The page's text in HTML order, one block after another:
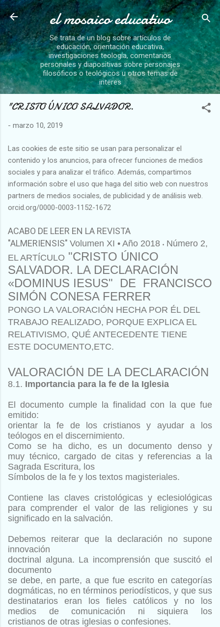
Ir al contenido principal
el mosaico educativo
Se trata de un blog sobre artículos de
educación, orientación educativa,
investigaciones teología, comentarios
personales y diapositivas sobre personajes
filosóficos o teológicos u otros temas de
interes
"CRISTO ÚNICO SALVADOR.
- marzo 10, 2019
Las cookies de este sitio se usan para personalizar el
contenido y los anuncios, para ofrecer funciones de medios
sociales y para analizar el tráfico. Además, compartimos
información sobre el uso que haga del sitio web con nuestros
partners de medios sociales, de publicidad y de análisis web.
orcid.org/0000-0003-1152-1672
ACABO DE LEER EN LA REVISTA
"ALMERIENSIS" Volumen XI • Año 2018 • Número 2,
EL ARTÍCULO "CRISTO ÚNICO
SALVADOR. LA DECLARACIÓN
«DOMINUS IESUS" DE
FRANCISCO
SIMÓN CONESA FERRER
PONGO LA VALORACIÓN HECHA POR ÉL DEL
TRABAJO REALIZADO, PORQUE EXPLICA EL
RELATIVISMO, QUÉ ANTECEDENTE TIENE
ESTE DOCUMENTO,ETC.
VALORACIÓN DE LA DECLARACIÓN
8.1. Importancia para la fe de la Iglesia
El documento cumple la finalidad con la que fue
emitido:
orientar la fe de los cristianos y ayudar a los
teólogos en el discernimiento.
Como se ha dicho, es un documento denso y
muy técnico, cargado de citas y referencias a la
Sagrada Escritura, los
Símbolos de la fe y los textos magisteriales.
Contiene las claves cristológicas y eclesiológicas
para comprender el valor de las religiones y su
significado en la salvación.
Debemos reiterar que la declaración no supone
innovación
doctrinal alguna. La incomprensión que suscitó el
documento
se debe, en parte, a que fue escrito en categorías
dogmáticas, no en términos periodísticos, y que sus
destinatarios eran los fieles católicos y no los
medios de comunicación ni siquiera los
cristianos de otras iglesias o confesiones.